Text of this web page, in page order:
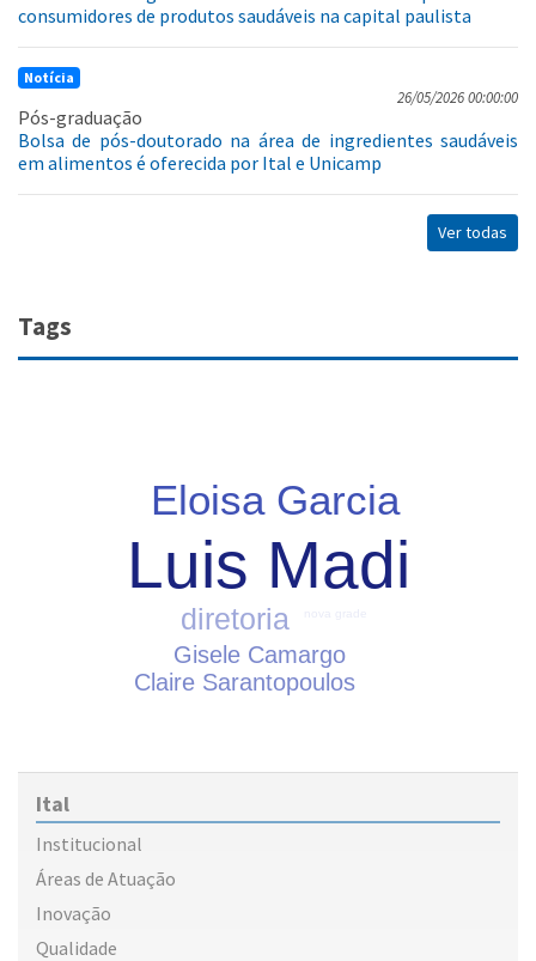
consumidores de produtos saudáveis na capital paulista
Notícia
26/05/2026 00:00:00
Pós-graduação
Bolsa de pós-doutorado na área de ingredientes saudáveis
em alimentos é oferecida por Ital e Unicamp
Ver todas
Tags
Luis Madi
Eloisa Garcia
diretoria
Gisele Camargo
Claire Sarantopoulos
Ital
Institucional
Áreas de Atuação
Inovação
Qualidade